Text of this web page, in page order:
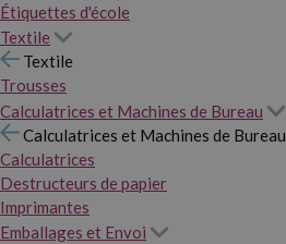
Étiquettes d'école
Textile
Textile
Trousses
Calculatrices et Machines de Bureau
Calculatrices et Machines de Bureau
Calculatrices
Destructeurs de papier
Imprimantes
Emballages et Envoi